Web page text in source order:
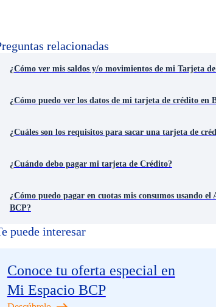
relacionadas
¿Cómo ver mis saldos y/o movimientos de mi Tarjeta
¿Cómo puedo ver los datos de mi tarjeta de crédito en
¿Cuáles son los requisitos para sacar una tarjeta de
¿Cuándo debo pagar mi tarjeta de Crédito?
¿Cómo puedo pagar en cuotas mis consumos usando
BCP?
puede interesar
Conoce tu oferta especial en
Mi Espacio BCP